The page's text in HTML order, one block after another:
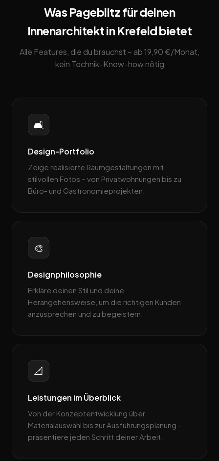
Was Pageblitz für deinen
Innenarchitekt in Krefeld bietet
Alle Features, die du brauchst – ab 19,90 €/Monat,
kein Technik-Know-how nötig
🛋️
Design-Portfolio
Zeige realisierte Raumgestaltungen mit
stilvollen Fotos – von Privatwohnungen bis zu
Büro- und Gastronomieprojekten.
🎨
Designphilosophie
Erkläre deinen Stil und deine
Herangehensweise, um die richtigen Kunden
anzusprechen und zu begeistern.
📐
Leistungen im Überblick
Von der Konzeptentwicklung über
Materialauswahl bis zur Ausführungsplanung –
präsentiere jeden Schritt deiner Arbeit.